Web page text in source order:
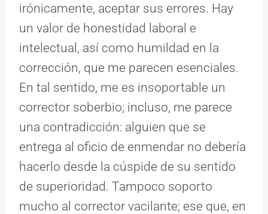
irónicamente, aceptar sus errores. Hay
un valor de honestidad laboral e
intelectual, así como humildad en la
corrección, que me parecen esenciales.
En tal sentido, me es insoportable un
corrector soberbio; incluso, me parece
una contradicción: alguien que se
entrega al oficio de enmendar no debería
hacerlo desde la cúspide de su sentido
de superioridad. Tampoco soporto
mucho al corrector vacilante; ese que, en